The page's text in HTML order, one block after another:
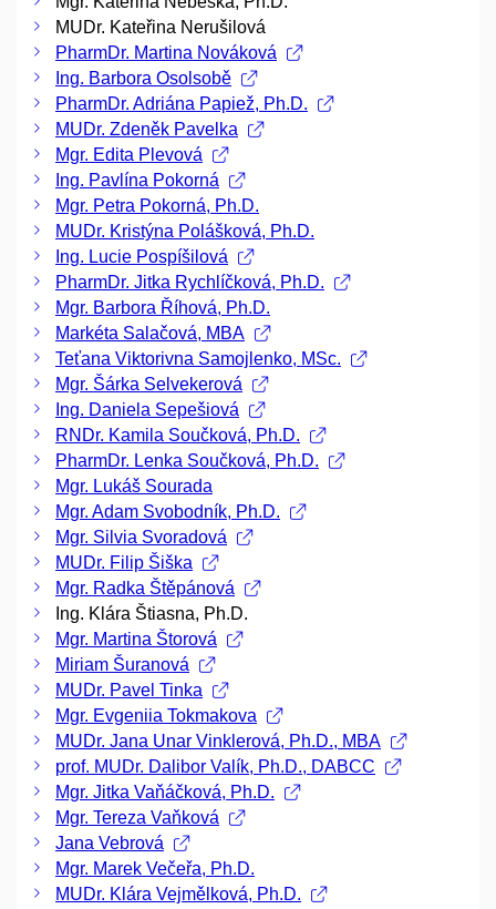
MUDr. Kateřina Nerušilová
PharmDr. Martina Nováková
Ing. Barbora Osolsobě
PharmDr. Adriána Papiež, Ph.D.
MUDr. Zdeněk Pavelka
Mgr. Edita Plevová
Ing. Pavlína Pokorná
Mgr. Petra Pokorná, Ph.D.
MUDr. Kristýna Polášková, Ph.D.
Ing. Lucie Pospíšilová
PharmDr. Jitka Rychlíčková, Ph.D.
Mgr. Barbora Říhová, Ph.D.
Markéta Salačová, MBA
Teťana Viktorivna Samojlenko, MSc.
Mgr. Šárka Selvekerová
Ing. Daniela Sepešiová
RNDr. Kamila Součková, Ph.D.
PharmDr. Lenka Součková, Ph.D.
Mgr. Lukáš Sourada
Mgr. Adam Svobodník, Ph.D.
Mgr. Silvia Svoradová
MUDr. Filip Šiška
Mgr. Radka Štěpánová
Ing. Klára Štiasna, Ph.D.
Mgr. Martina Štorová
Miriam Šuranová
MUDr. Pavel Tinka
Mgr. Evgeniia Tokmakova
MUDr. Jana Unar Vinklerová, Ph.D., MBA
prof. MUDr. Dalibor Valík, Ph.D., DABCC
Mgr. Jitka Vaňáčková, Ph.D.
Mgr. Tereza Vaňková
Jana Vebrová
Mgr. Marek Večeřa, Ph.D.
MUDr. Klára Vejmělková, Ph.D.